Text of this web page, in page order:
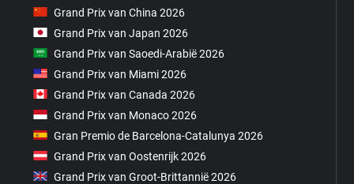
Grand Prix van China 2026
Grand Prix van Japan 2026
Grand Prix van Saoedi-Arabië 2026
Grand Prix van Miami 2026
Grand Prix van Canada 2026
Grand Prix van Monaco 2026
Gran Premio de Barcelona-Catalunya 2026
Grand Prix van Oostenrijk 2026
Grand Prix van Groot-Brittannië 2026